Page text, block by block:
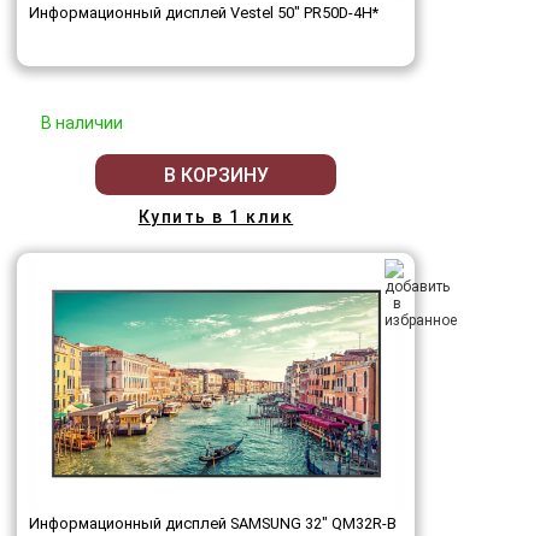
Информационный дисплей Vestel 50" PR50D-4H*
В наличии
В КОРЗИНУ
Купить в 1 клик
Информационный дисплей SAMSUNG 32" QM32R-B